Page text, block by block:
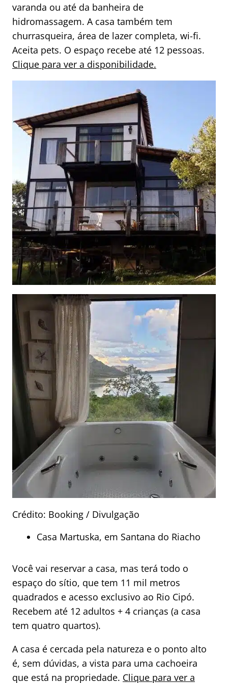
varanda ou até da banheira de
hidromassagem. A casa também tem
churrasqueira, área de lazer completa, wi-fi.
Aceita pets. O espaço recebe até 12 pessoas.
Clique para ver a disponibilidade.
Crédito: Booking / Divulgação
Casa Martuska, em Santana do Riacho
Você vai reservar a casa, mas terá todo o
espaço do sítio, que tem 11 mil metros
quadrados e acesso exclusivo ao Rio Cipó.
Recebem até 12 adultos + 4 crianças (a casa
tem quatro quartos).
A casa é cercada pela natureza e o ponto alto
é, sem dúvidas, a vista para uma cachoeira
que está na propriedade. Clique para ver a